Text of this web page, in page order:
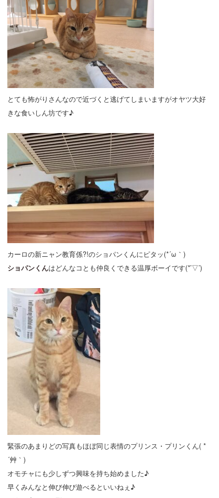
とても怖がりさんなので近づくと逃げてしまいますがオヤツ大好
きな食いしん坊です♪
カーロの新ニャン教育係?!のショパンくんにピタッ(*´ω｀)
ショパンくんはどんなコとも仲良くできる温厚ボーイです(*’▽’)
緊張のあまりどの写真もほぼ同じ表情のプリンス・プリンくん( *
´艸｀)
オモチャにも少しずつ興味を持ち始めました♪
早くみんなと伸び伸び遊べるといいねぇ♪